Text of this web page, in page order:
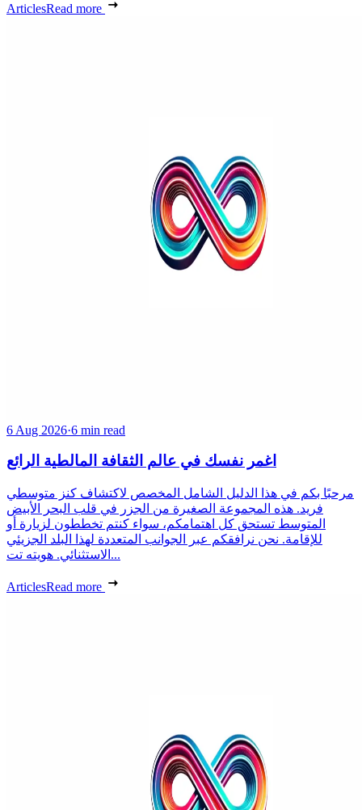
ArticlesRead more
6 Aug 2026·6 min read
اغمر نفسك في عالم الثقافة المالطية الرائع
مرحبًا بكم في هذا الدليل الشامل المخصص لاكتشاف كنز متوسطي
فريد. هذه المجموعة الصغيرة من الجزر في قلب البحر الأبيض
المتوسط تستحق كل اهتمامكم، سواء كنتم تخططون لزيارة أو
للإقامة. نحن نرافقكم عبر الجوانب المتعددة لهذا البلد الجزيئي
الاستثنائي. هويته تت...
ArticlesRead more